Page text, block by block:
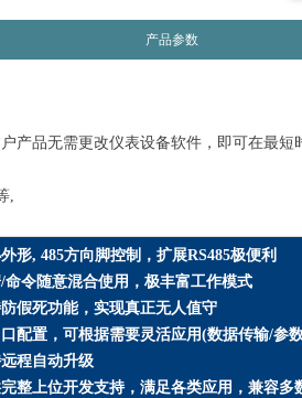
产品参数
产品无需更改仪表设备软件，即可在最短
,
形, 485方向脚控制，扩展RS485极便利
命令随意混合使用，极丰富工作模式
假死功能，实现真正无人值守
配置，可根据需要灵活应用(数据传输/参
程自动升级
整上位开发支持，满足各类应用，兼容多